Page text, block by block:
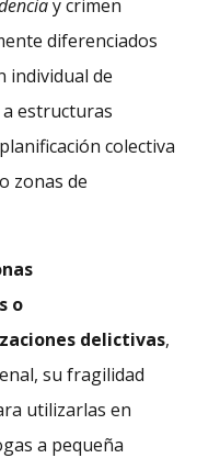
y crimen
diferenciados
individual de
estructuras
colectiva
zonas de
o
delictivas,
su fragilidad
utilizarlas en
a pequeña